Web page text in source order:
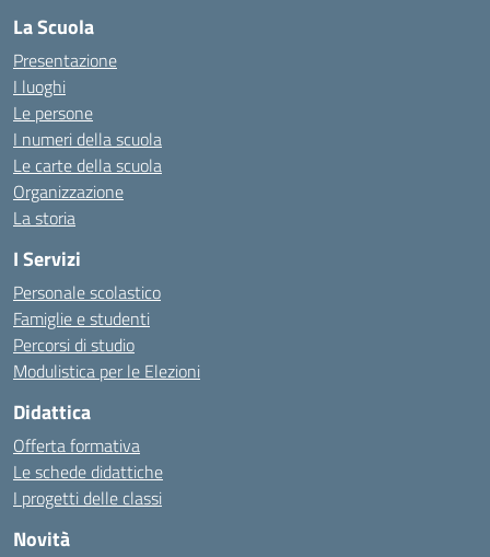
La Scuola
Presentazione
I luoghi
Le persone
I numeri della scuola
Le carte della scuola
Organizzazione
La storia
I Servizi
Personale scolastico
Famiglie e studenti
Percorsi di studio
Modulistica per le Elezioni
Didattica
Offerta formativa
Le schede didattiche
I progetti delle classi
Novità